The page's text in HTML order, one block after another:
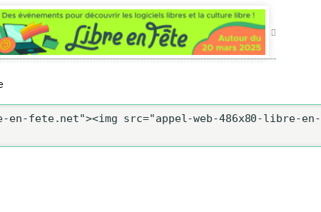
fete.net"><img src="appel-web-486x80-libre-